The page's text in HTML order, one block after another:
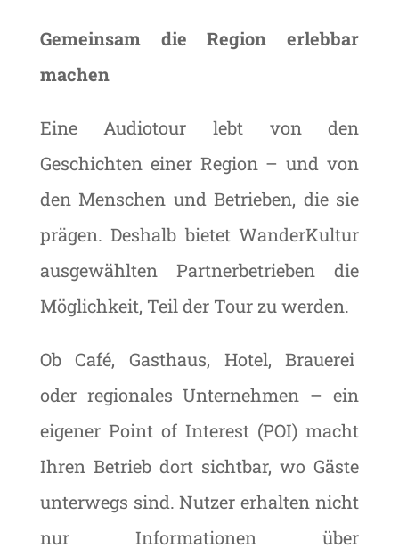
Gemeinsam die Region erlebbar
machen
Eine Audiotour lebt von den
Geschichten einer Region – und von
den Menschen und Betrieben, die sie
prägen. Deshalb bietet WanderKultur
ausgewählten Partnerbetrieben die
Möglichkeit, Teil der Tour zu werden.
Ob Café, Gasthaus, Hotel, Brauerei
oder regionales Unternehmen – ein
eigener Point of Interest (POI) macht
Ihren Betrieb dort sichtbar, wo Gäste
unterwegs sind. Nutzer erhalten nicht
nur Informationen über